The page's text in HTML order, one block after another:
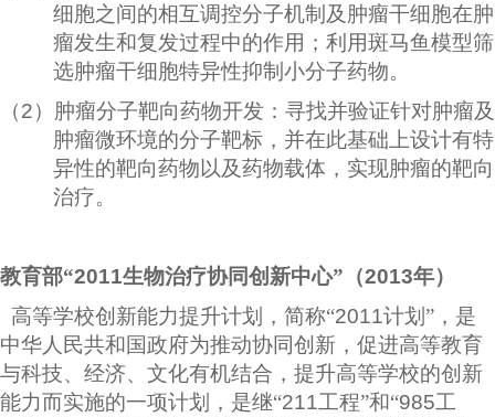
细胞之间的相互调控分子机制及肿瘤干细胞在肿
瘤发生和复发过程中的作用；利用斑马鱼模型筛
选肿瘤干细胞特异性抑制小分子药物。
（2） 肿瘤分子靶向药物开发：寻找并验证针对肿瘤及
肿瘤微环境的分子靶标，并在此基础上设计有特
异性的靶向药物以及药物载体，实现肿瘤的靶向
治疗。
教育部“2011生物治疗协同创新中心”（2013年）
高等学校创新能力提升计划，简称“2011计划”，是
中华人民共和国政府为推动协同创新，促进高等教育
与科技、经济、文化有机结合，提升高等学校的创新
能力而实施的一项计划，是继“211工程”和“985工